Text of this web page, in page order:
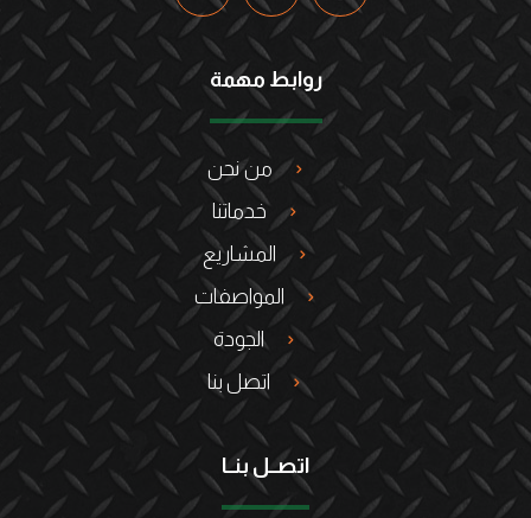
روابط مهمة
من نحن
خدماتنا
المشاريع
المواصفات
الجودة
اتصل بنا
اتصــل بنــا